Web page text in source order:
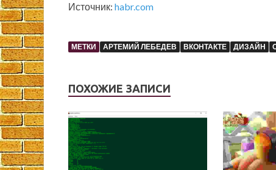
Источник: habr.com
МЕТКИ АРТЕМИЙ ЛЕБЕДЕВ ВКОНТАКТЕ ДИЗАЙН
ПОХОЖИЕ ЗАПИСИ